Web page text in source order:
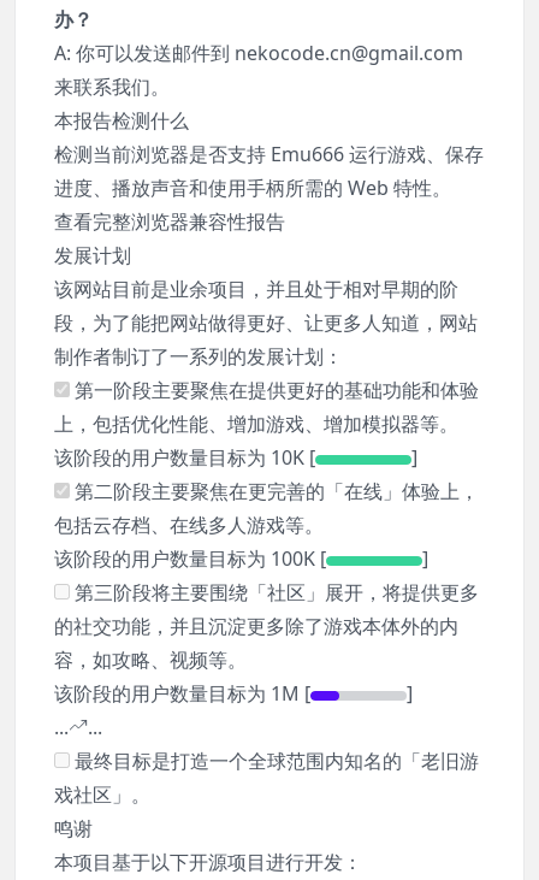
办？
A: 你可以发送邮件到 nekocode.cn@gmail.com
来联系我们。
本报告检测什么
检测当前浏览器是否支持 Emu666 运行游戏、保存
进度、播放声音和使用手柄所需的 Web 特性。
查看完整浏览器兼容性报告
发展计划
该网站目前是业余项目，并且处于相对早期的阶
段，为了能把网站做得更好、让更多人知道，网站
制作者制订了一系列的发展计划：
第一阶段主要聚焦在提供更好的基础功能和体验
上，包括优化性能、增加游戏、增加模拟器等。
该阶段的用户数量目标为 10K [
]
第二阶段主要聚焦在更完善的「在线」体验上，
包括云存档、在线多人游戏等。
该阶段的用户数量目标为 100K [
]
第三阶段将主要围绕「社区」展开，将提供更多
的社交功能，并且沉淀更多除了游戏本体外的内
容，如攻略、视频等。
该阶段的用户数量目标为 1M [
]
...
...
最终目标是打造一个全球范围内知名的「老旧游
戏社区」。
鸣谢
本项目基于以下开源项目进行开发：